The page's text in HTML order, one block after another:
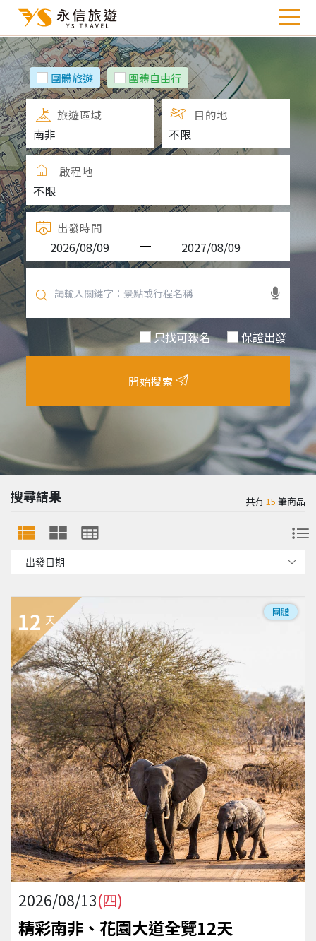
團體旅遊 團體自由行
旅遊區域 目的地
啟程地
出發時間
只找可報名 保證出發
開始搜索
搜尋結果 共有15 筆商品
12 天
團體
2026/08/13(四)
精彩南非、花園大道全覽12天